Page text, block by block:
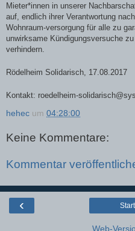
Mieter*innen in unserer
auf, endlich ihrer Verantwortung
Wohnraum-versorgung für alle zu
unwirksame Kündigungsversuche
verhindern.
Rödelheim Solidarisch, 17.08.2017
Kontakt: roedelheim-
hehec um 04:28:00
Keine Kommentare:
Kommentar
‹
Web-